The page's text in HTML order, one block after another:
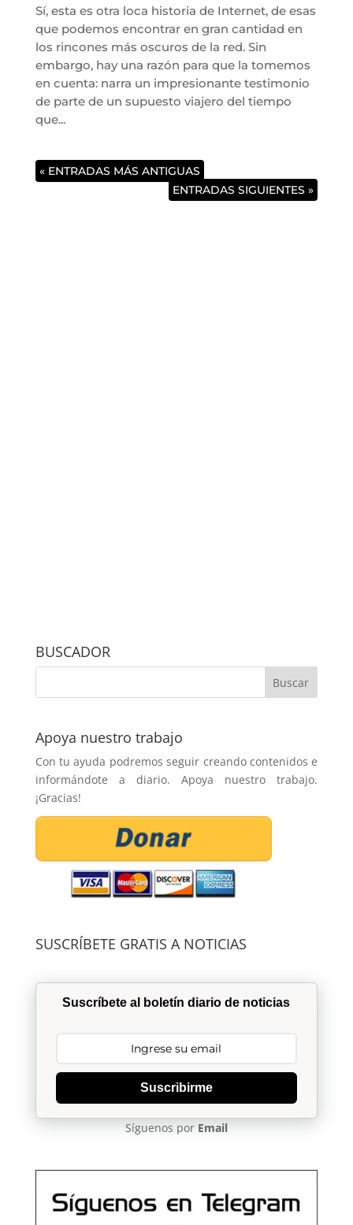
Sí, esta es otra loca historia de Internet, de esas
que podemos encontrar en gran cantidad en
los rincones más oscuros de la red. Sin
embargo, hay una razón para que la tomemos
en cuenta: narra un impresionante testimonio
de parte de un supuesto viajero del tiempo
que...
« ENTRADAS MÁS ANTIGUAS
ENTRADAS SIGUIENTES »
BUSCADOR
Apoya nuestro trabajo
Con tu ayuda podremos seguir creando contenidos e
informándote a diario. Apoya nuestro trabajo.
¡Gracias!
SUSCRÍBETE GRATIS A NOTICIAS
Suscríbete al boletín diario de noticias
Suscribirme
Síguenos por Email